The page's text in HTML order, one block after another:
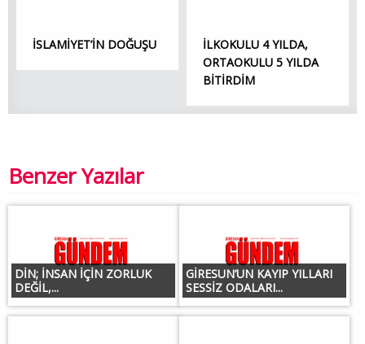
İSLAMİYET’İN DOĞUŞU
İLKOKULU 4 YILDA,
ORTAOKULU 5 YILDA
BİTİRDİM
Benzer Yazılar
DİN; İNSAN İÇİN ZORLUK
DEĞİL,...
GİRESUN’UN KAYIP YILLARI
SESSİZ ODALARI...